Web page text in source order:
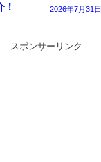
！
2026年7月31日
スポンサーリンク